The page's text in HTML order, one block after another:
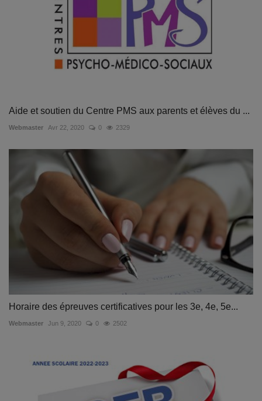
Aide et soutien du Centre PMS aux parents et élèves du ...
Webmaster Avr 22, 2020 0 2329
Horaire des épreuves certificatives pour les 3e, 4e, 5e...
Webmaster Jun 9, 2020 0 2502